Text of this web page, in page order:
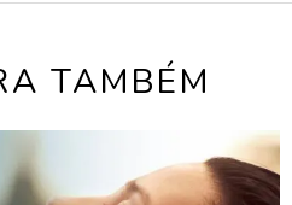
TAMBÉM